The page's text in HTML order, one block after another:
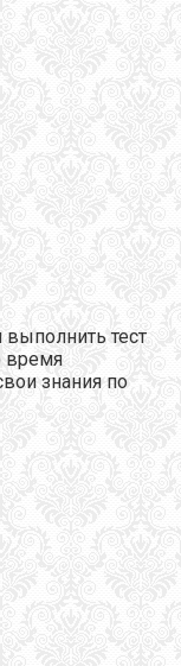
выполнить тест
время
знания по